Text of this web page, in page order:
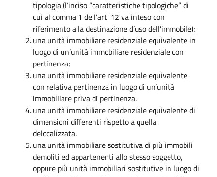
tipologia (l’inciso “caratteristiche tipologiche” di
cui al comma 1 dell’art. 12 va inteso con
riferimento alla destinazione d’uso dell’immobile);
una unità immobiliare residenziale equivalente in
luogo di un’unità immobiliare residenziale con
pertinenza;
una unità immobiliare residenziale equivalente
con relativa pertinenza in luogo di un’unità
immobiliare priva di pertinenza.
una unità immobiliare residenziale equivalente di
dimensioni differenti rispetto a quella
delocalizzata.
una unità immobiliare sostitutiva di più immobili
demoliti ed appartenenti allo stesso soggetto,
oppure più unità immobiliari sostitutive in luogo di